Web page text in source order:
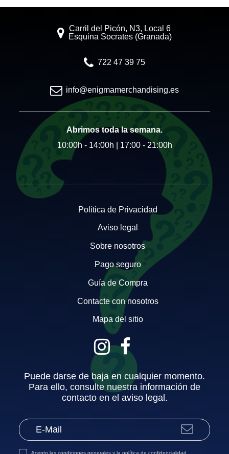
Carril del Picón, N3, Local 6
Esquina Socrates (Granada)
722 47 39 75
info@enigmamerchandising.es
Abrimos toda la semana.
10:00h - 14:00h | 17:00 - 21:00h
Política de Privacidad
Aviso legal
Sobre nosotros
Pago seguro
Guía de Compra
Contacte con nosotros
Mapa del sitio
Puede darse de baja en cualquier momento.
Para ello, consulte nuestra información de
contacto en el aviso legal.
Acepto lascondiciones generales y lapolítica de confidencialidad